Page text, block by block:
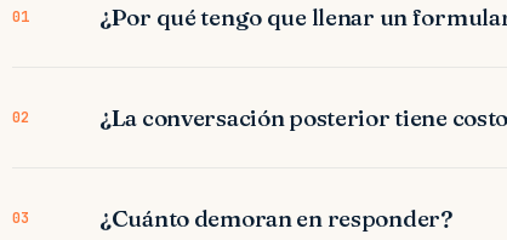
01 ¿Por qué tengo que llenar un
02 ¿La conversación posterior tiene
03 ¿Cuánto demoran en responder?